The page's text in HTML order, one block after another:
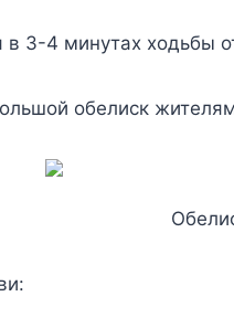
в 3-4 минутах ходьбы
обелиск